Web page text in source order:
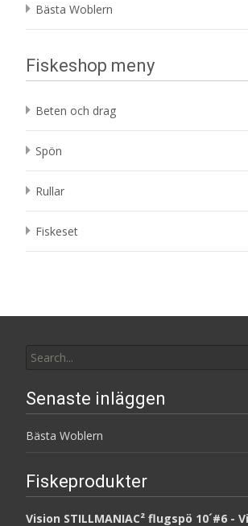
Bästa Woblern
Fiskeshop meny
Beten och drag
Spön
Rullar
Fiskeset
for:
Senaste inläggen
Bästa Woblern
Fiskeprodukter
Vision STILLMANIAC² flugspö 10´#6 -